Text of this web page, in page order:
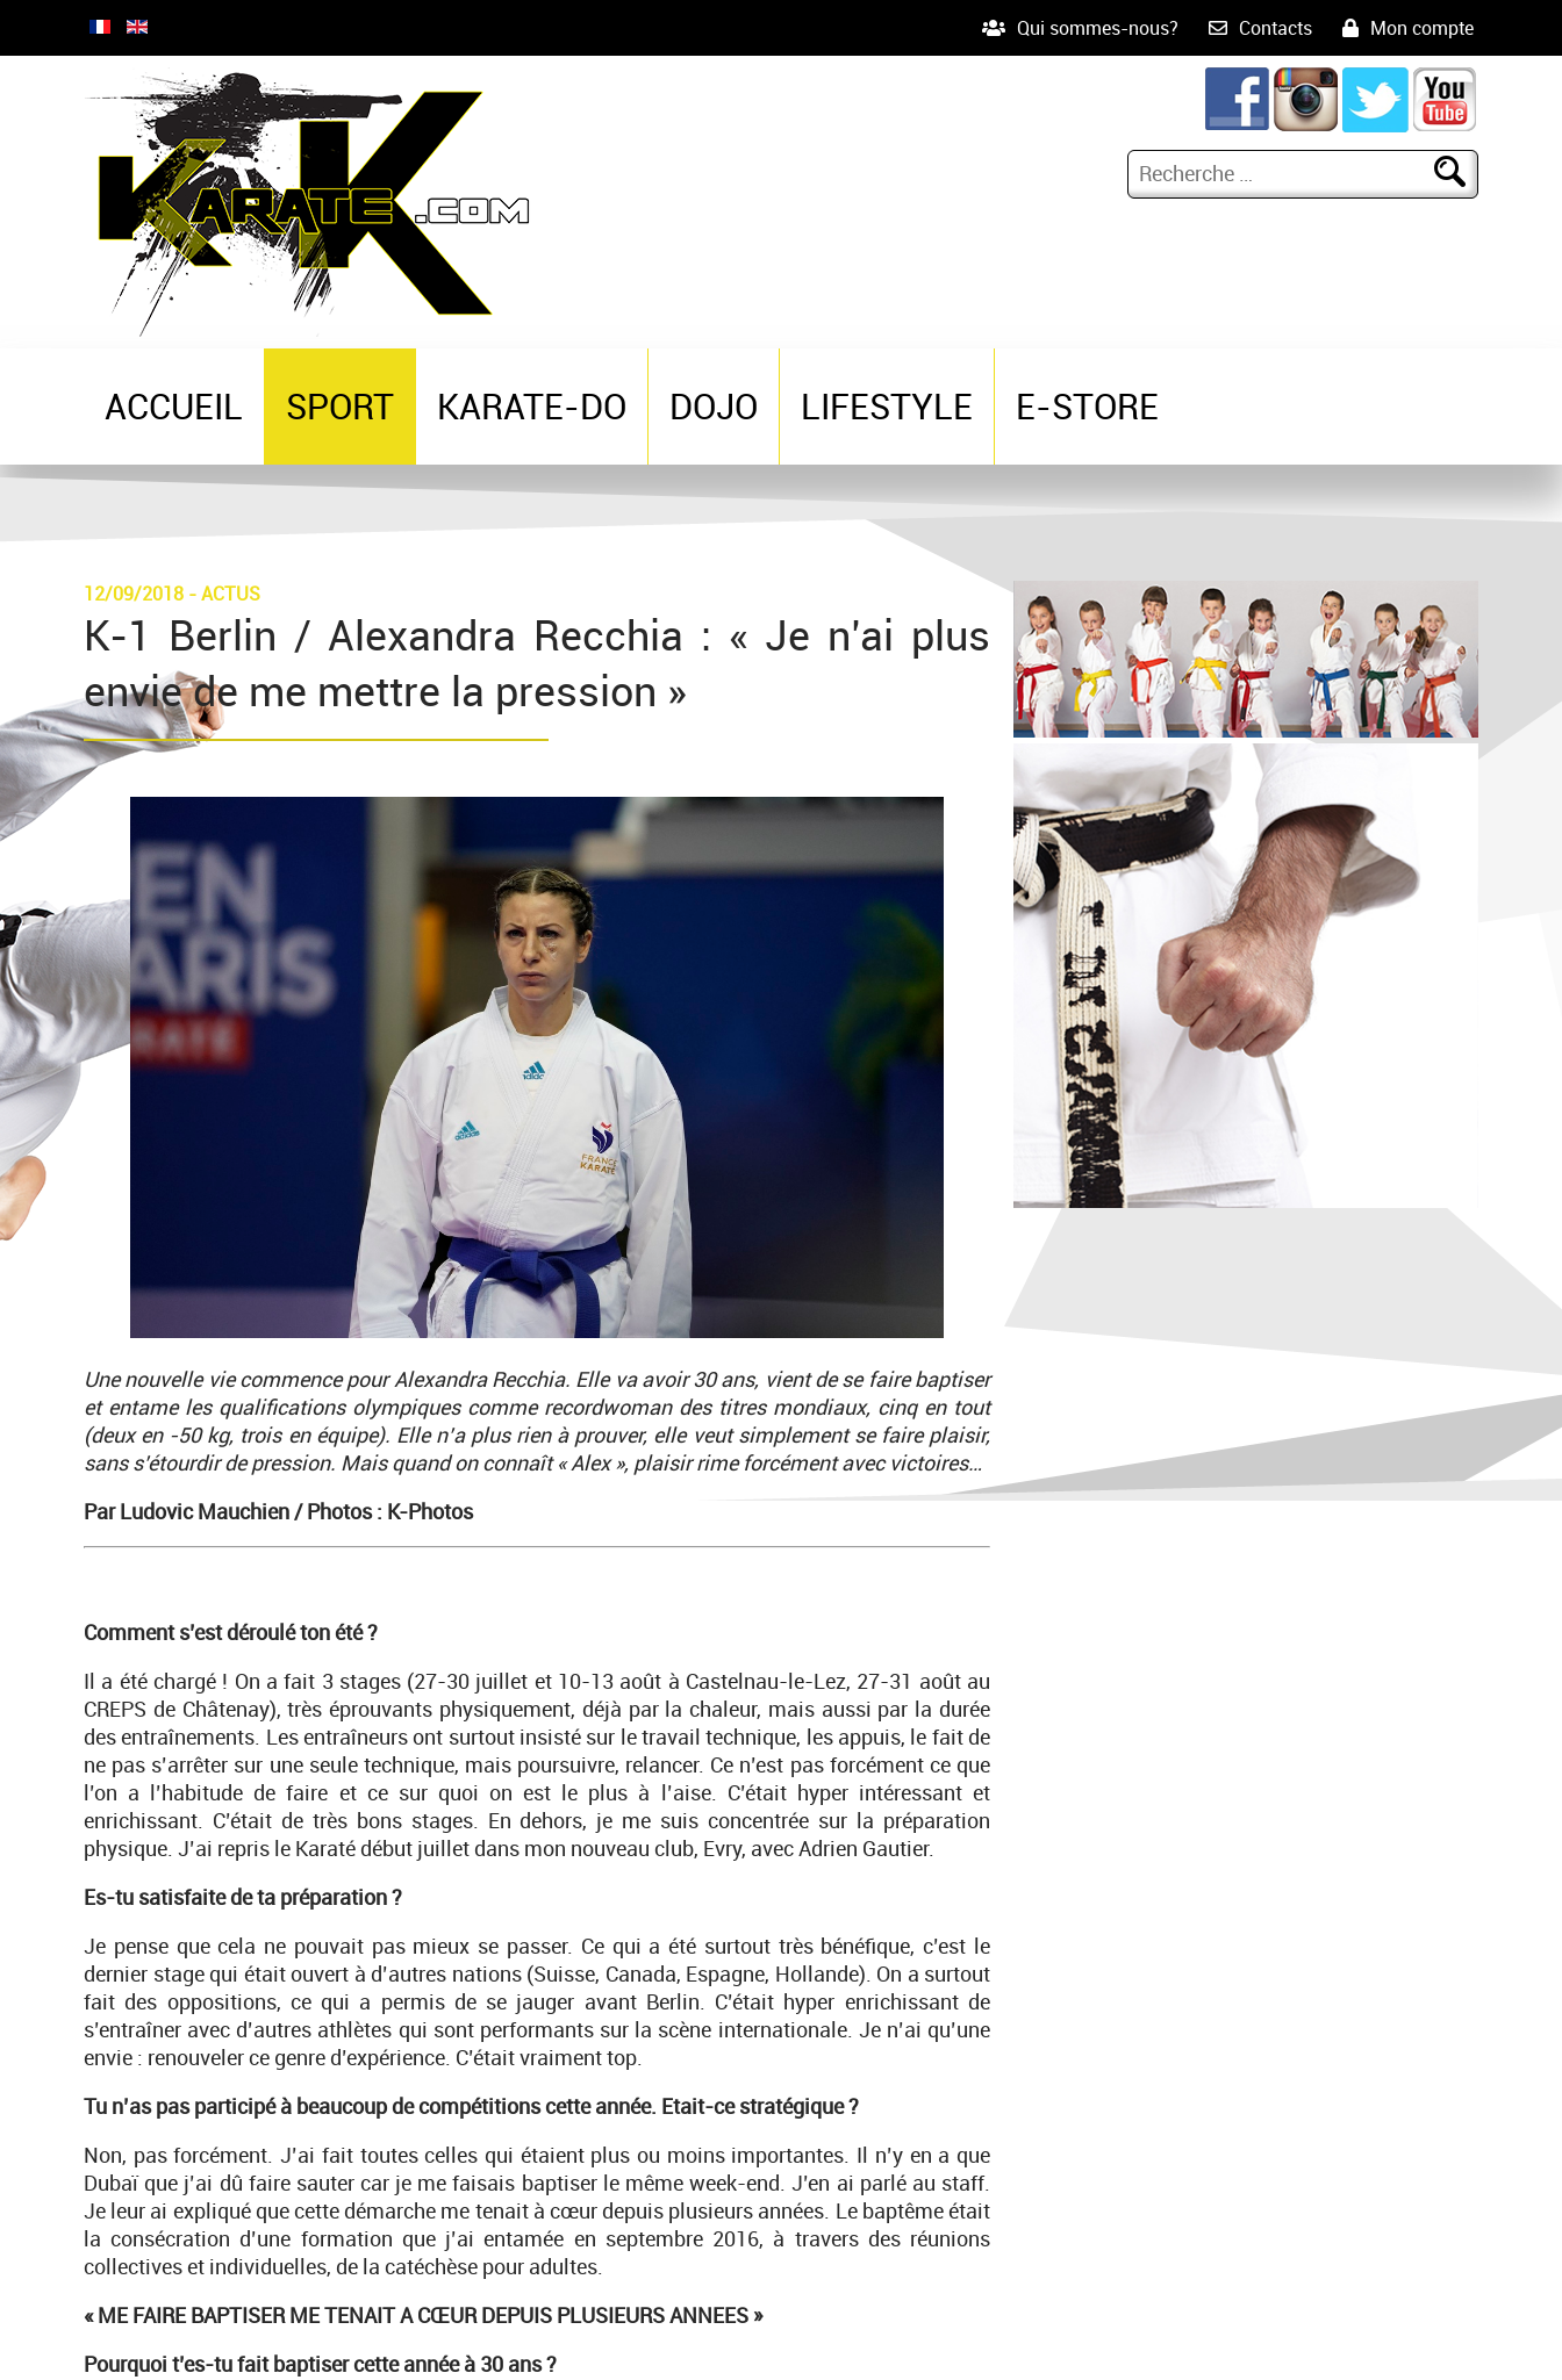
Qui sommes-nous? Contacts Mon compte
ACCUEIL SPORT KARATE-DO DOJO LIFESTYLE E-STORE
12/09/2018 -ACTUS
K-1 Berlin / Alexandra Recchia : « Je n’ai plus
envie de me mettre la pression »
Une nouvelle vie commence pour Alexandra Recchia. Elle va avoir 30 ans, vient de se faire baptiser
et entame les qualifications olympiques comme recordwoman des titres mondiaux, cinq en tout
(deux en -50 kg, trois en équipe). Elle n’a plus rien à prouver, elle veut simplement se faire plaisir,
sans s’étourdir de pression. Mais quand on connaît « Alex », plaisir rime forcément avec victoires…
Par Ludovic Mauchien /Photos : K-Photos
Comment s’est déroulé ton été ?
Il a été chargé ! On a fait 3 stages (27-30 juillet et 10-13 août à Castelnau-le-Lez, 27-31 août au
CREPS de Châtenay), très éprouvants physiquement, déjà par la chaleur, mais aussi par la durée
des entraînements. Les entraîneurs ont surtout insisté sur le travail technique, les appuis, le fait de
ne pas s’arrêter sur une seule technique, mais poursuivre, relancer. Ce n’est pas forcément ce que
l’on a l’habitude de faire et ce sur quoi on est le plus à l’aise. C’était hyper intéressant et
enrichissant. C’était de très bons stages. En dehors, je me suis concentrée sur la préparation
physique. J’ai repris le Karaté début juillet dans mon nouveau club, Evry, avec Adrien Gautier.
Es-tu satisfaite de ta préparation ?
Je pense que cela ne pouvait pas mieux se passer. Ce qui a été surtout très bénéfique, c’est le
dernier stage qui était ouvert à d’autres nations (Suisse, Canada, Espagne, Hollande). On a surtout
fait des oppositions, ce qui a permis de se jauger avant Berlin. C’était hyper enrichissant de
s’entraîner avec d’autres athlètes qui sont performants sur la scène internationale. Je n’ai qu’une
envie : renouveler ce genre d’expérience. C’était vraiment top.
Tu n’as pas participé à beaucoup de compétitions cette année. Etait-ce stratégique ?
Non, pas forcément. J’ai fait toutes celles qui étaient plus ou moins importantes. Il n’y en a que
Dubaï que j’ai dû faire sauter car je me faisais baptiser le même week-end. J’en ai parlé au staff.
Je leur ai expliqué que cette démarche me tenait à cœur depuis plusieurs années. Le baptême était
la consécration d’une formation que j’ai entamée en septembre 2016, à travers des réunions
collectives et individuelles, de la catéchèse pour adultes.
« ME FAIRE BAPTISER ME TENAIT A CŒUR DEPUIS PLUSIEURS ANNEES »
Pourquoi t’es-tu fait baptiser cette année à 30 ans ?